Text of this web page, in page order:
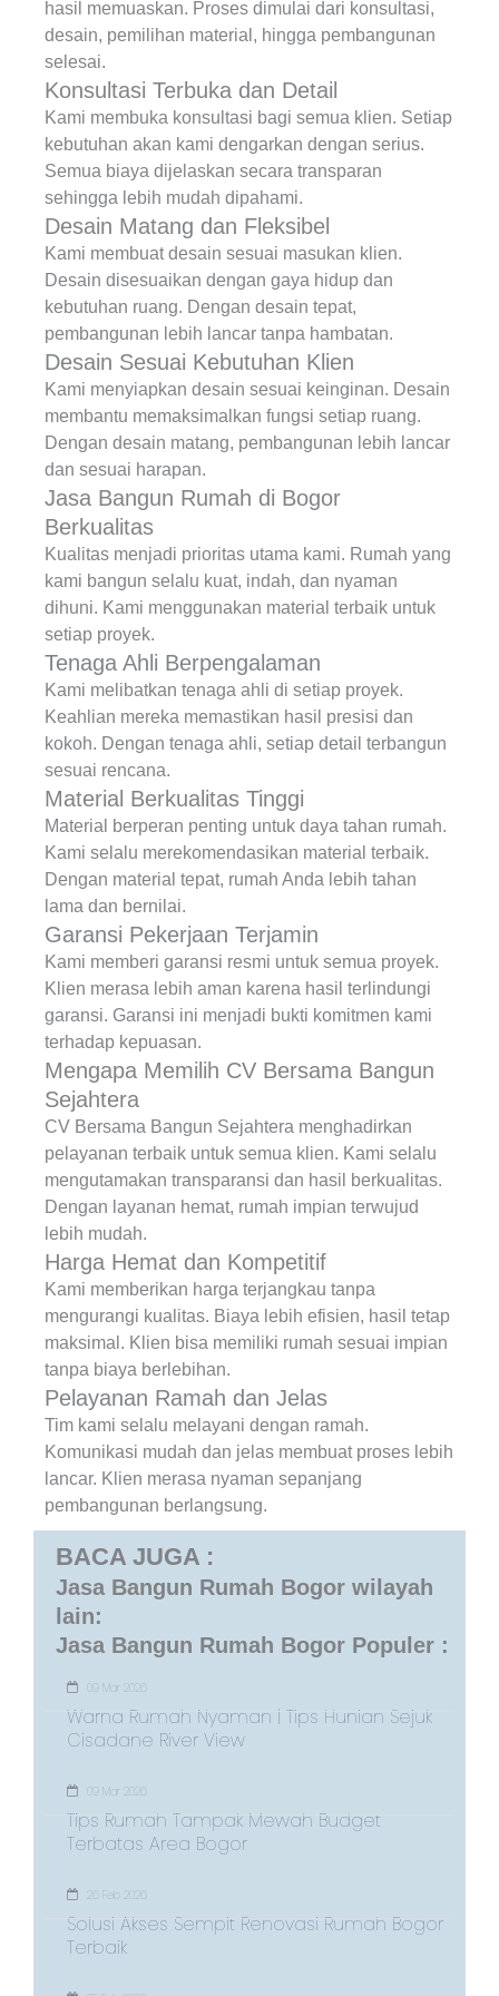
hasil memuaskan. Proses dimulai dari konsultasi,
desain, pemilihan material, hingga pembangunan
selesai.
Konsultasi Terbuka dan Detail
Kami membuka konsultasi bagi semua klien. Setiap
kebutuhan akan kami dengarkan dengan serius.
Semua biaya dijelaskan secara transparan
sehingga lebih mudah dipahami.
Desain Matang dan Fleksibel
Kami membuat desain sesuai masukan klien.
Desain disesuaikan dengan gaya hidup dan
kebutuhan ruang. Dengan desain tepat,
pembangunan lebih lancar tanpa hambatan.
Desain Sesuai Kebutuhan Klien
Kami menyiapkan desain sesuai keinginan. Desain
membantu memaksimalkan fungsi setiap ruang.
Dengan desain matang, pembangunan lebih lancar
dan sesuai harapan.
Jasa Bangun Rumah di Bogor
Berkualitas
Kualitas menjadi prioritas utama kami. Rumah yang
kami bangun selalu kuat, indah, dan nyaman
dihuni. Kami menggunakan material terbaik untuk
setiap proyek.
Tenaga Ahli Berpengalaman
Kami melibatkan tenaga ahli di setiap proyek.
Keahlian mereka memastikan hasil presisi dan
kokoh. Dengan tenaga ahli, setiap detail terbangun
sesuai rencana.
Material Berkualitas Tinggi
Material berperan penting untuk daya tahan rumah.
Kami selalu merekomendasikan material terbaik.
Dengan material tepat, rumah Anda lebih tahan
lama dan bernilai.
Garansi Pekerjaan Terjamin
Kami memberi garansi resmi untuk semua proyek.
Klien merasa lebih aman karena hasil terlindungi
garansi. Garansi ini menjadi bukti komitmen kami
terhadap kepuasan.
Mengapa Memilih CV Bersama Bangun
Sejahtera
CV Bersama Bangun Sejahtera menghadirkan
pelayanan terbaik untuk semua klien. Kami selalu
mengutamakan transparansi dan hasil berkualitas.
Dengan layanan hemat, rumah impian terwujud
lebih mudah.
Harga Hemat dan Kompetitif
Kami memberikan harga terjangkau tanpa
mengurangi kualitas. Biaya lebih efisien, hasil tetap
maksimal. Klien bisa memiliki rumah sesuai impian
tanpa biaya berlebihan.
Pelayanan Ramah dan Jelas
Tim kami selalu melayani dengan ramah.
Komunikasi mudah dan jelas membuat proses lebih
lancar. Klien merasa nyaman sepanjang
pembangunan berlangsung.
BACA JUGA :
Jasa Bangun Rumah Bogor wilayah
lain:
Jasa Bangun Rumah Bogor Populer :
09 Mar 2026
Warna Rumah Nyaman | Tips Hunian Sejuk
Cisadane River View
09 Mar 2026
Tips Rumah Tampak Mewah Budget
Terbatas Area Bogor
26 Feb 2026
Solusi Akses Sempit Renovasi Rumah Bogor
Terbaik